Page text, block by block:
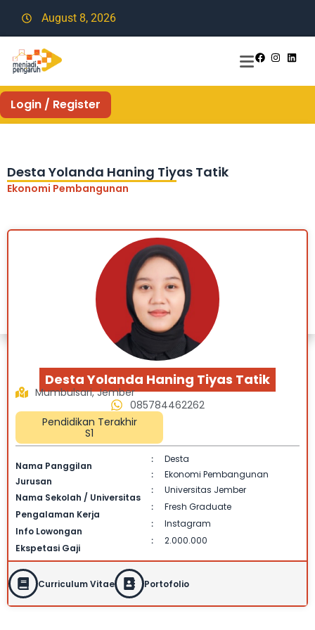
August 8, 2026
Login / Register
Desta Yolanda Haning Tiyas Tatik
Ekonomi Pembangunan
Desta Yolanda Haning Tiyas Tatik
Pendidikan Terakhir
S1
085784462262
Mumbulsari, Jember
Nama Panggilan
:
Desta
Jurusan
:
Ekonomi Pembangunan
Nama Sekolah / Universitas
: Universitas Jember
Pengalaman Kerja
: Fresh Graduate
Info Lowongan
: Instagram
Ekspetasi Gaji
: 2.000.000
Curriculum Vitae Portofolio